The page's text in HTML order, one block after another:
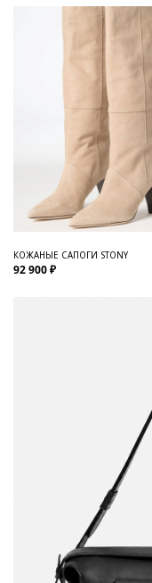
КОЖАНЫЕ САПОГИ STONY
92 900 ₽